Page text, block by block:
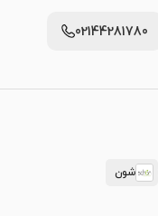
02144281780
شون